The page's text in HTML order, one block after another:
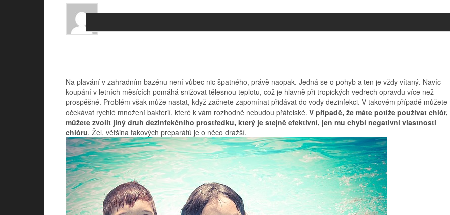
Na plavání v zahradním bazénu není vůbec nic špatného, právě naopak. Jedná se o pohyb a ten je vždy vítaný. Navíc
koupání v letních měsících pomáhá snižovat tělesnou teplotu, což je hlavně při tropických vedrech opravdu více než
prospěšné. Problém však může nastat, když začnete zapomínat přidávat do vody dezinfekci. V takovém případě můžete
očekávat rychlé množení bakterií, které k vám rozhodně nebudou přátelské. V případě, že máte potíže používat chlór,
můžete zvolit jiný druh dezinfekčního prostředku, který je stejně efektivní, jen mu chybí negativní vlastnosti
chlóru. Žel, většina takových preparátů je o něco dražší.